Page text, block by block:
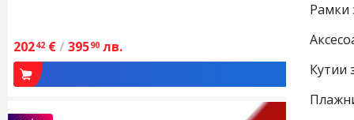
Рамки
Кутии
20242 €/ 39590 лв.
Добави